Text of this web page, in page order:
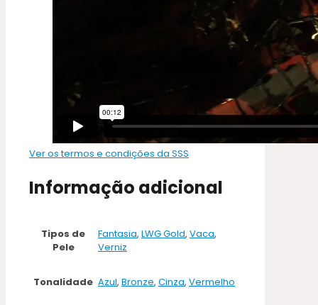
Ver os termos e condições da SSS
Informação adicional
Tipos de
Pele
Fantasia, LWG Gold, Vaca,
Verniz
Tonalidade Azul, Bronze, Cinza, Vermelho